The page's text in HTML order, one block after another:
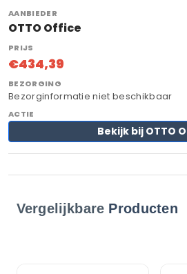
OTTO Office
€434,39
Bezorginformatie niet beschikbaar
Bekijk bij OTTO
Vergelijkbare Producten